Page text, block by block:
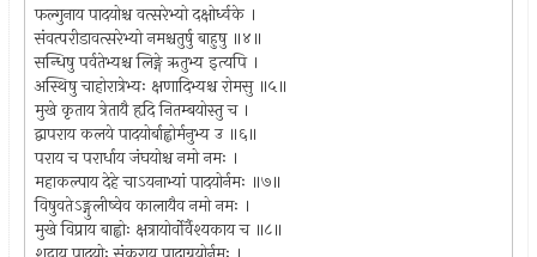
फल्गुनाय पादयोश्च वत्सरेभ्यो दक्षोर्ध्वके ।
संवत्परीडावत्सरेभ्यो नमश्चतुर्षु बाहुषु ॥४॥
सन्धिषु पर्वतेभ्यश्च लिङ्गे ऋतुभ्य इत्यपि ।
अस्थिषु चाहोरात्रेभ्यः क्षणादिभ्यश्च रोमसु ॥५॥
मुखे कृताय त्रेतायै हृदि नितम्बयोस्तु च ।
द्वापराय कलये पादयोर्बाह्वोर्मनुभ्य उ ॥६॥
पराय च परार्धाय जंघयोश्च नमो नमः ।
महाकल्पाय देहे चाऽयनाभ्यां पादयोर्नमः ॥७॥
विषुवतेऽङ्गुलीष्वेव कालायैव नमो नमः ।
मुखे विप्राय बाह्वोः क्षत्रायोर्वोर्वैश्यकाय च ॥८॥